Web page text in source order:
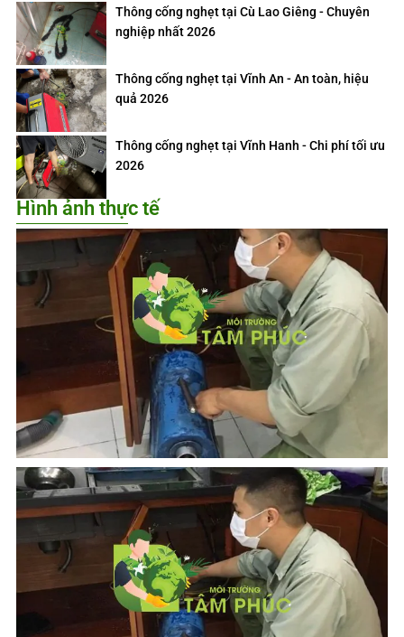
Thông cống nghẹt tại Cù Lao Giêng - Chuyên
nghiệp nhất 2026
Thông cống nghẹt tại Vĩnh An - An toàn, hiệu
quả 2026
Thông cống nghẹt tại Vĩnh Hanh - Chi phí tối ưu
2026
Hình ảnh thực tế